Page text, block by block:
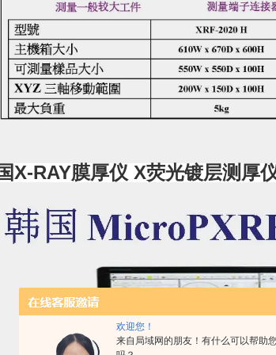
欢迎您！
来自局域网的朋友！有什么可以帮助
X-RAY膜厚仪 X荧光镀层测厚